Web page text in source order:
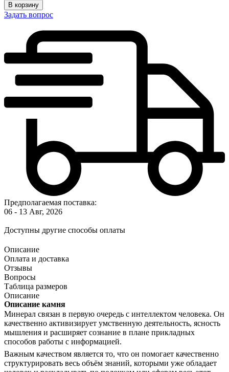
В корзину
Задать вопрос
Предполагаемая поставка:
06 - 13 Авг, 2026
Доступны другие способы оплаты
Описание
Оплата и доставка
Отзывы
Вопросы
Таблица размеров
Описание
Описание камня
Минерал связан в первую очередь с интеллектом человека. Он
качественно активизирует умственную деятельность, ясность
мышления и расширяет сознание в плане прикладных
способов работы с информацией.
Важным качеством является то, что он помогает качественно
структурировать весь объём знаний, которыми уже обладает